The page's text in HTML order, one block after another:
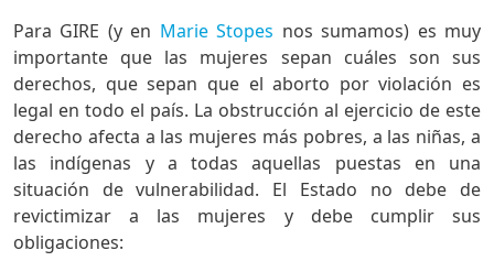
Para GIRE (y en Marie Stopes nos sumamos) es muy
importante que las mujeres sepan cuáles son sus
derechos, que sepan que el aborto por violación es
legal en todo el país. La obstrucción al ejercicio de este
derecho afecta a las mujeres más pobres, a las niñas, a
las indígenas y a todas aquellas puestas en una
situación de vulnerabilidad. El Estado no debe de
revictimizar a las mujeres y debe cumplir sus
obligaciones: